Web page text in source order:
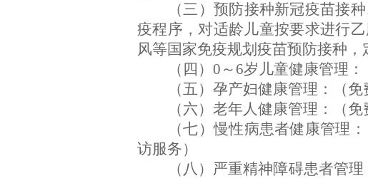
（三）预防接种新冠疫苗接
疫程序，对适龄儿童按要求进行
风等国家免疫规划疫苗预防接种
（四）0～6岁儿童健康管理
（五）孕产妇健康管理：（
（六）老年人健康管理：（
（七）慢性病患者健康管理
访服务）
（八）严重精神障碍患者管